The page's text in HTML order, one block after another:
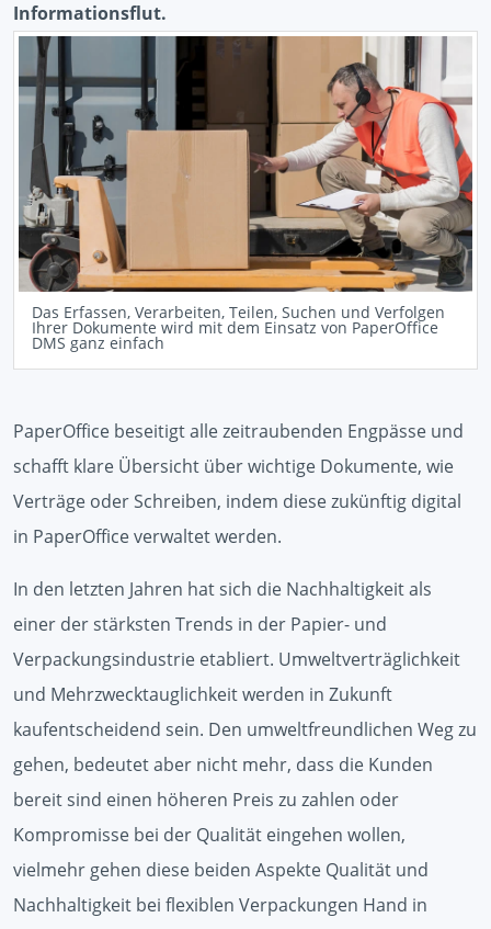
Informationsflut.
Das Erfassen, Verarbeiten, Teilen, Suchen und Verfolgen
Ihrer Dokumente wird mit dem Einsatz von PaperOffice
DMS ganz einfach
PaperOffice beseitigt alle zeitraubenden Engpässe und
schafft klare Übersicht über wichtige Dokumente, wie
Verträge oder Schreiben, indem diese zukünftig digital
in PaperOffice verwaltet werden.
In den letzten Jahren hat sich die Nachhaltigkeit als
einer der stärksten Trends in der Papier- und
Verpackungsindustrie etabliert. Umweltverträglichkeit
und Mehrzwecktauglichkeit werden in Zukunft
kaufentscheidend sein. Den umweltfreundlichen Weg zu
gehen, bedeutet aber nicht mehr, dass die Kunden
bereit sind einen höheren Preis zu zahlen oder
Kompromisse bei der Qualität eingehen wollen,
vielmehr gehen diese beiden Aspekte Qualität und
Nachhaltigkeit bei flexiblen Verpackungen Hand in